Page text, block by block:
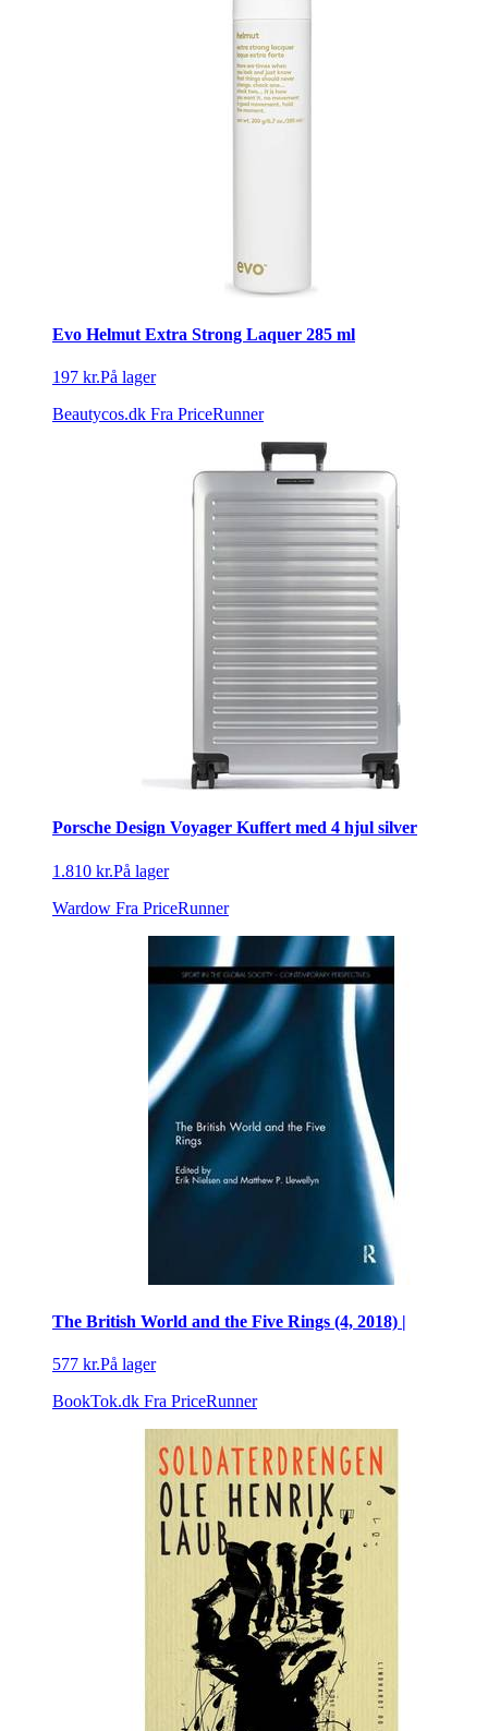
Evo Helmut Extra Strong Laquer 285 ml
197 kr.På lager
Beautycos.dk Fra PriceRunner
Porsche Design Voyager Kuffert med 4 hjul silver
1.810 kr.På lager
Wardow Fra PriceRunner
The British World and the Five Rings (4, 2018) |
577 kr.På lager
BookTok.dk Fra PriceRunner